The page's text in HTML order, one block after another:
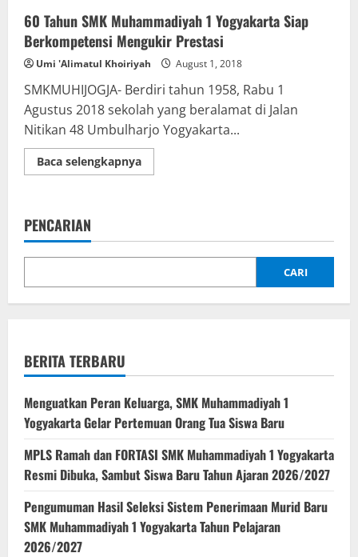
60 Tahun SMK Muhammadiyah 1 Yogyakarta Siap
Berkompetensi Mengukir Prestasi
Umi 'Alimatul Khoiriyah August 1, 2018
SMKMUHIJOGJA- Berdiri tahun 1958, Rabu 1
Agustus 2018 sekolah yang beralamat di Jalan
Nitikan 48 Umbulharjo Yogyakarta...
Baca selengkapnyaRead
more
1
Siap
Mengukir
PENCARIAN
CARI
BERITA TERBARU
Menguatkan Peran Keluarga, SMK Muhammadiyah 1
Yogyakarta Gelar Pertemuan Orang Tua Siswa Baru
MPLS Ramah dan FORTASI SMK Muhammadiyah 1 Yogyakarta
Resmi Dibuka, Sambut Siswa Baru Tahun Ajaran 2026/2027
Pengumuman Hasil Seleksi Sistem Penerimaan Murid Baru
SMK Muhammadiyah 1 Yogyakarta Tahun Pelajaran
2026/2027